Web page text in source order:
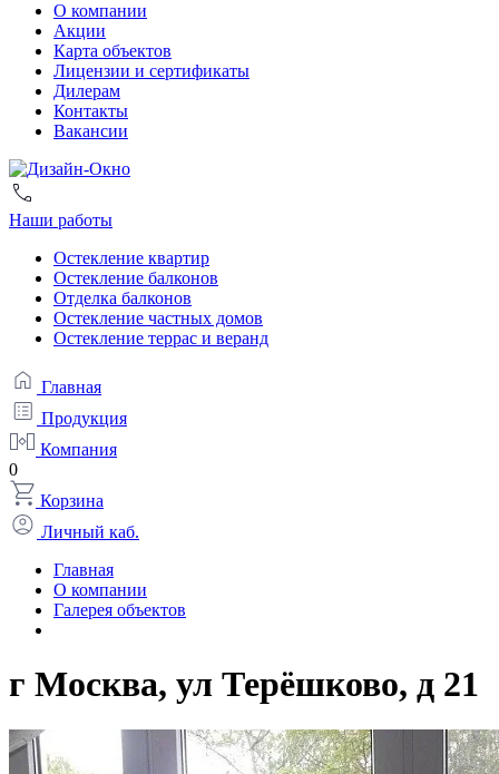
О компании
Акции
Карта объектов
Лицензии и сертификаты
Дилерам
Контакты
Вакансии
Наши работы
Остекление квартир
Остекление балконов
Отделка балконов
Остекление частных домов
Остекление террас и веранд
Главная
Продукция
Компания
0
Корзина
Личный каб.
Главная
О компании
Галерея объектов
г Москва, ул Терёшково, д 21